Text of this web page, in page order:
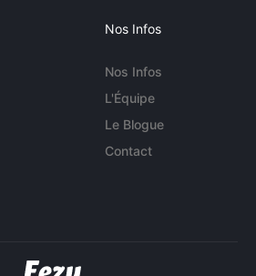
Nos Infos
Nos Infos
L'Équipe
Le Blogue
Contact